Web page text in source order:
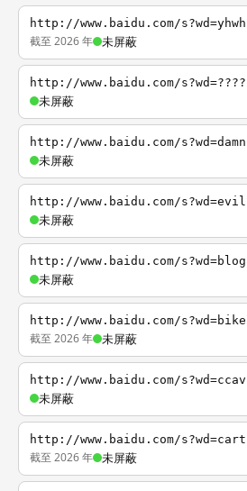
http://www.baidu.com/s?wd=yhwh
截至 2026 年 未屏蔽
http://www.baidu.com/s?wd=????
未屏蔽
http://www.baidu.com/s?wd=damn
未屏蔽
http://www.baidu.com/s?wd=evil
未屏蔽
http://www.baidu.com/s?wd=blog
未屏蔽
http://www.baidu.com/s?wd=bike
截至 2026 年 未屏蔽
http://www.baidu.com/s?wd=ccav
未屏蔽
http://www.baidu.com/s?wd=cart
截至 2026 年 未屏蔽